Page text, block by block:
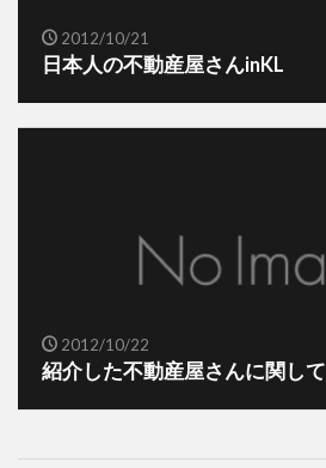
2012/10/21
日本人の不動産屋さんinKL
2012/10/22
紹介した不動産屋さんに関して